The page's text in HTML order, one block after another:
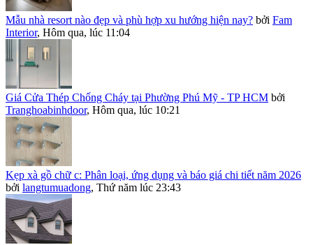
Mẫu nhà resort nào đẹp và phù hợp xu hướng hiện nay? bởi Fam
Interior, Hôm qua, lúc 11:04
Giá Cửa Thép Chống Cháy tại Phường Phú Mỹ - TP HCM bởi
Tranghoabinhdoor, Hôm qua, lúc 10:21
Kẹp xà gồ chữ c: Phân loại, ứng dụng và báo giá chi tiết năm 2026
bởi langtumuadong, Thứ năm lúc 23:43